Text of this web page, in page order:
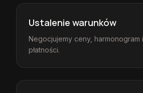
Ustalenie warunków
Negocjujemy ceny, harmonogram
płatności.